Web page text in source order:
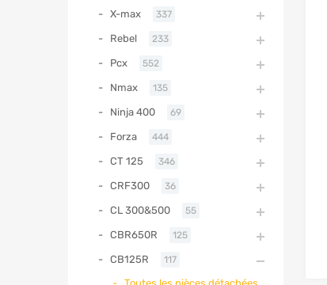
X-max 337
Rebel 233
Pcx 552
Nmax 135
Ninja 400 69
Forza 444
CT 125 346
CRF300 36
CL 300&500 55
CBR650R 125
CB125R 117